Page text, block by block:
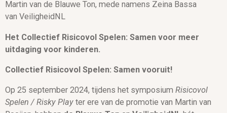
Martin van de Blauwe Ton, mede namens Zeina Bassa
van VeiligheidNL
Het Collectief Risicovol Spelen: Samen voor meer
uitdaging voor kinderen.
Collectief Risicovol Spelen: Samen vooruit!
Op 25 september 2024, tijdens het symposium Risicovol
Spelen / Risky Play ter ere van de promotie van Martin van